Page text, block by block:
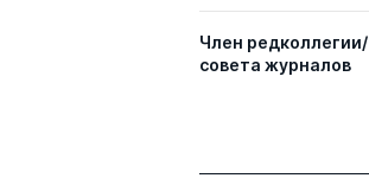
Член редколлегии/
совета журналов